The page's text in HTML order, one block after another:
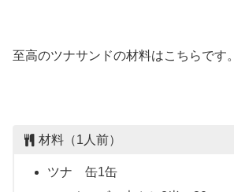
至高のツナサンドの材料はこちらです。
材料（1人前）
ツナ 缶1缶